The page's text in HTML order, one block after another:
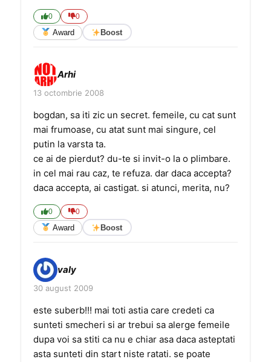
0 0
Award Boost
Arhi
13 octombrie 2008
bogdan, sa iti zic un secret. femeile, cu cat sunt
mai frumoase, cu atat sunt mai singure, cel
putin la varsta ta.
ce ai de pierdut? du-te si invit-o la o plimbare.
in cel mai rau caz, te refuza. dar daca accepta?
daca accepta, ai castigat. si atunci, merita, nu?
0 0
Award Boost
valy
30 august 2009
este suberb!!! mai toti astia care credeti ca
sunteti smecheri si ar trebui sa alerge femeile
dupa voi sa stiti ca nu e chiar asa daca asteptati
asta sunteti din start niste ratati. se poate